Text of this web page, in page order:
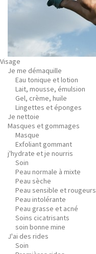
Visage
Je me démaquille
Eau tonique et lotion
Lait, mousse, émulsion
Gel, crème, huile
Lingettes et éponges
Je nettoie
Masques et gommages
Masque
Exfoliant gommant
j'hydrate et je nourris
Soin
Peau normale à mixte
Peau sèche
Peau sensible et rougeurs
Peau intolérante
Peau grasse et acné
Soins cicatrisants
soin bonne mine
J'ai des rides
Soin